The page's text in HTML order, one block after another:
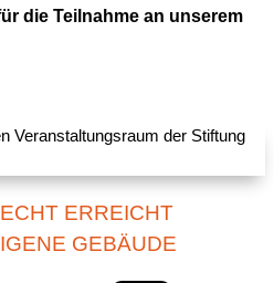
die Teilnahme an unserem
ERREICHT
GEBÄUDE